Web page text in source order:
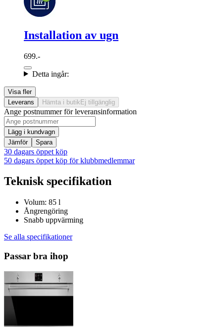
Installation av ugn
699.-
Detta ingår:
Visa fler
Leverans
Hämta i butikEj tillgänglig
Ange postnummer för leveransinformation
Lägg i kundvagn
Jämför
Spara
30 dagars öppet köp
50 dagars öppet köp för klubbmedlemmar
Teknisk specifikation
Volum: 85 l
Ångrengöring
Snabb uppvärming
Se alla specifikationer
Passar bra ihop